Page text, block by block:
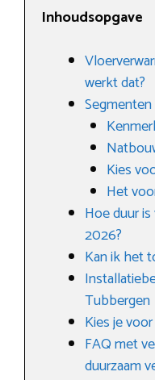
Inhoudsopgave
werkt dat?
Kies
Het
Hoe duur
2026?
Kan ik het
Tubbergen
Kies je
FAQ met
duurzaam